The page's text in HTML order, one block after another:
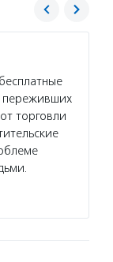
переживших
торговли